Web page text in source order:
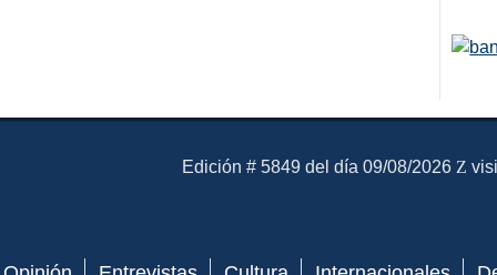
El Mensajero Diario
Edición # 5849 del día 09/08/2026